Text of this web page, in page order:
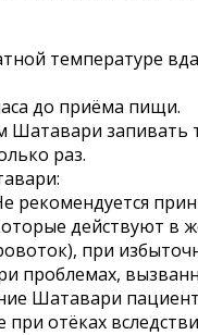
температуре
до приёма пищи.
запивать
раз.
рекомендуется
действуют в
при
проблемах,
Шатавари
при отёках